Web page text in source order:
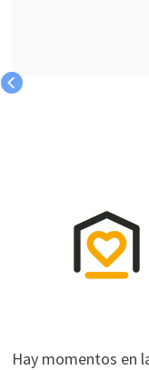
Hay momentos en